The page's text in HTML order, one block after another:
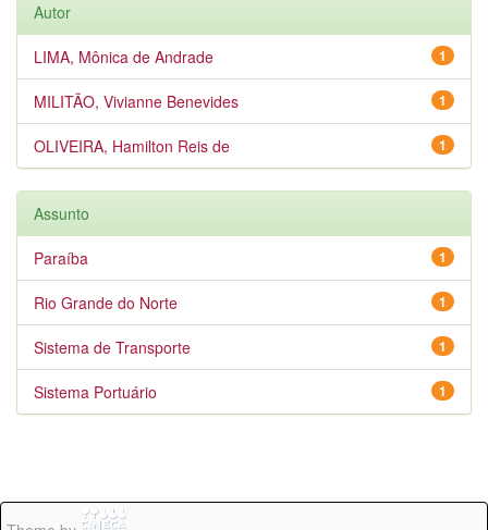
Autor
1
LIMA, Mônica de Andrade
1
MILITÃO, Vivianne Benevides
1
OLIVEIRA, Hamilton Reis de
Assunto
1
Paraíba
1
Rio Grande do Norte
1
Sistema de Transporte
1
Sistema Portuário